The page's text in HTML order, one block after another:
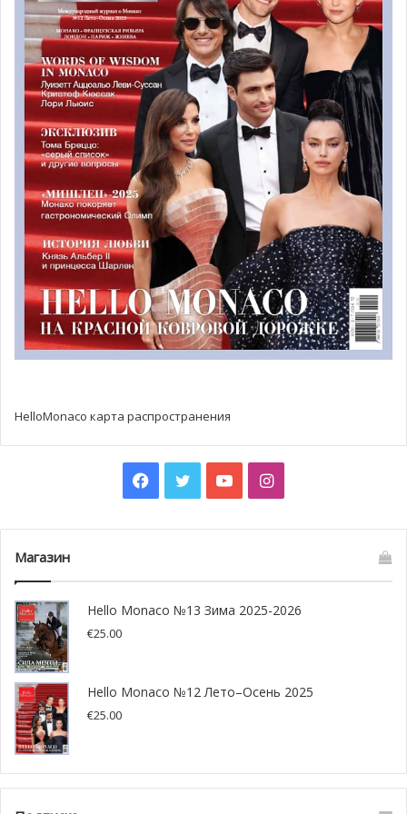
До 30 сентября в Военно-морском музее в Фонвьей
проходит выставка моделей российских кораблей из
коллекции профессора Клода Палланка, бывшего
Почетного Генерального Консула России в Монако, “От
Петра Великого до наших дней”. Выставка открыта
каждый день с 9.00 до 18.00 вечера.
Выставка в Jardin Exotique, Salle Marcel Kroenlein
Выставка картин и фотографий « Mise en Serre »,
посвященная оранжереям Сада, пройдет в Jardin
Exotique de Monaco до 27 сентября 2015.Более 40
полотен, представляющих широкую палитру разных
стилей ( акрил, масло, акварель, чернила, иллюстрация)
и около 80 фотографий на тему ярких растений.
9.00-13.00 / 14.00-17.00
С 7 по 27 сентября в Roquebrune Cap-Martin c 9 до 19
часов. Вход бесплатный.
Князь Ренье III обладал не только высоким титулом, но
и душой художника. Это известно многим жителям
искусства»/ « Journées de l’Art-Bre» в парке Рокбрюн-Кап-
Мартен.
HelloMonaco карта распространения
Facebook
TwitterYouTubeInstagram
Магазин
Hello Monaco №13 Зима 2025-2026
€25.00
Hello Monaco №12 Лето–Осень 2025
€25.00